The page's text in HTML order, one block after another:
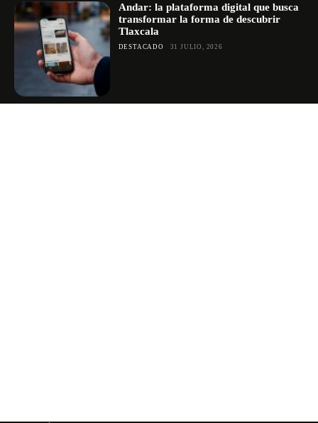
Andar: la plataforma digital que busca
transformar la forma de descubrir
Tlaxcala
DESTACADO 31 JULIO, 2026